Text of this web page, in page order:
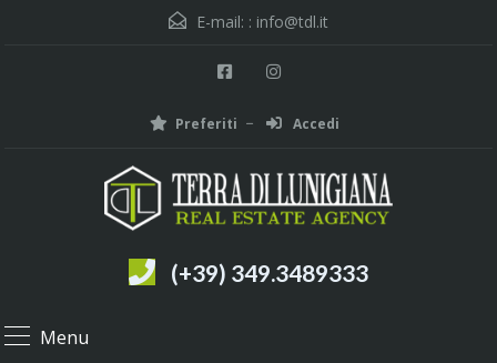
E-mail: : info@tdl.it
Preferiti Accedi
(+39) 349.3489333
Menu